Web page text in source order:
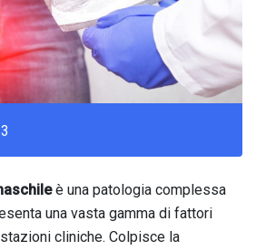
è una patologia complessa
una vasta gamma di fattori
cliniche. Colpisce la